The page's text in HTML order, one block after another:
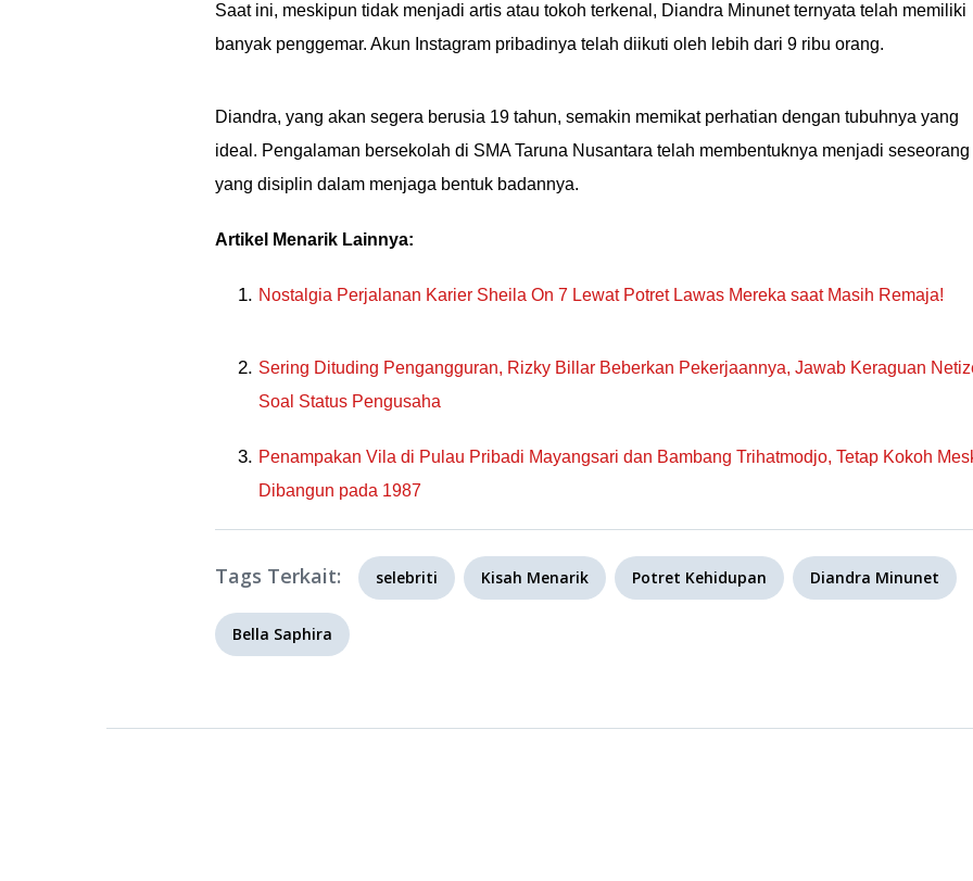
Saat ini, meskipun tidak menjadi artis atau tokoh terkenal, Diandra Minunet ternyata telah memiliki
banyak penggemar. Akun Instagram pribadinya telah diikuti oleh lebih dari 9 ribu orang.
Diandra, yang akan segera berusia 19 tahun, semakin memikat perhatian dengan tubuhnya yang
ideal. Pengalaman bersekolah di SMA Taruna Nusantara telah membentuknya menjadi seseorang
yang disiplin dalam menjaga bentuk badannya.
Artikel Menarik Lainnya:
Nostalgia Perjalanan Karier Sheila On 7 Lewat Potret Lawas Mereka saat Masih Remaja!
Sering Dituding Pengangguran, Rizky Billar Beberkan Pekerjaannya, Jawab Keraguan
Soal Status Pengusaha
Penampakan Vila di Pulau Pribadi Mayangsari dan Bambang Trihatmodjo, Tetap Kokoh
Dibangun pada 1987
Tags Terkait: selebriti Kisah Menarik Potret Kehidupan Diandra Minunet
Bella Saphira